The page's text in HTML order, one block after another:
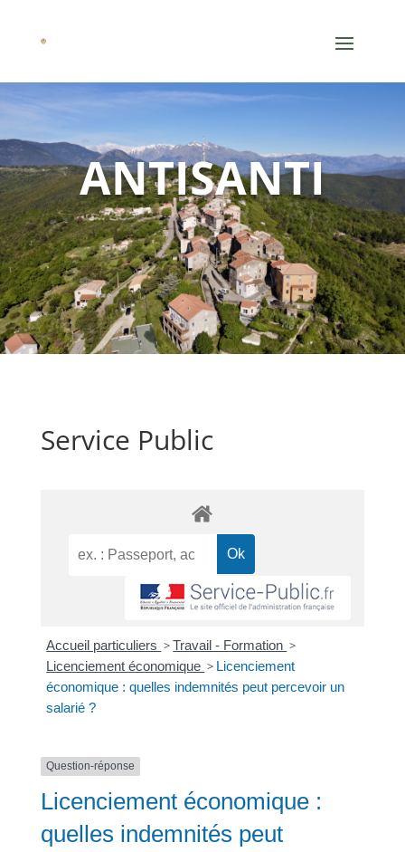
ANTISANTI
Service Public
Accueil particuliers >Travail - Formation >
Licenciement économique > Licenciement
économique : quelles indemnités peut percevoir un
salarié ?
Question-réponse
Licenciement économique :
quelles indemnités peut